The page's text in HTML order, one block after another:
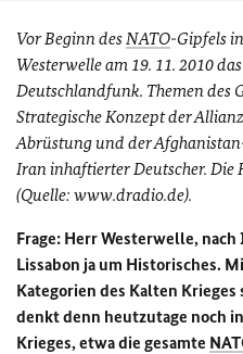
Vor Beginn desNATO-Gipfels
Westerwelle am 19. 11. 2010
Deutschlandfunk. Themen des
Strategische Konzept der
Abrüstung und der
Iran inhaftierter Deutscher. Die
(Quelle: www.dradio.de).
Frage: Herr Westerwelle, nach
Lissabon ja um Historisches.
Kategorien des Kalten Krieges
denkt denn heutzutage noch
Krieges, etwa die gesamte